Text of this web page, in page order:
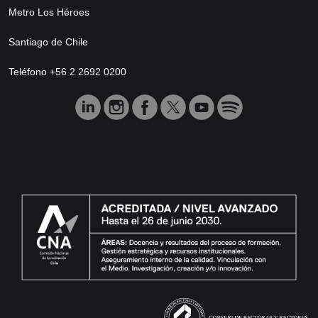
Metro Los Héroes
Santiago de Chile
Teléfono +56 2 2692 0200